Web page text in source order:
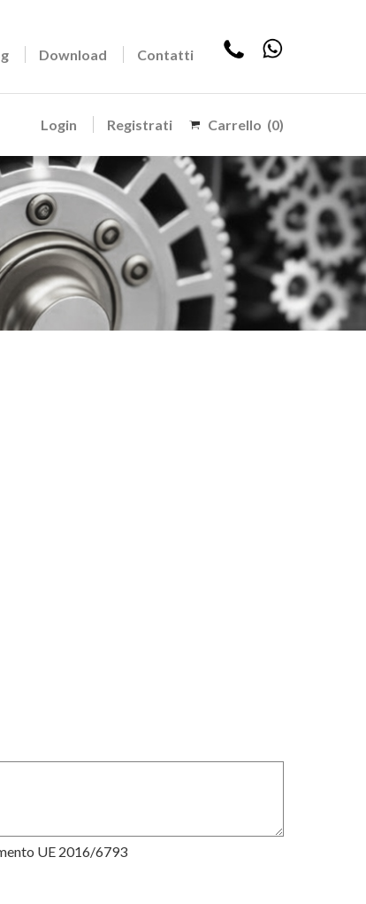
Download Contatti
Login Registrati Carrello (0)
UE 2016/6793